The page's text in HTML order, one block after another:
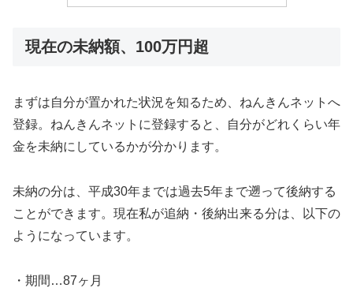
現在の未納額、100万円超
まずは自分が置かれた状況を知るため、ねんきんネットへ
登録。ねんきんネットに登録すると、自分がどれくらい年
金を未納にしているかが分かります。
未納の分は、平成30年までは過去5年まで遡って後納する
ことができます。現在私が追納・後納出来る分は、以下の
ようになっています。
・期間…87ヶ月